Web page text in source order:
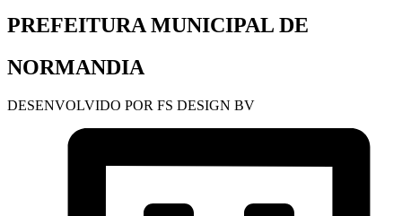
PREFEITURA MUNICIPAL DE
NORMANDIA
DESENVOLVIDO POR FS DESIGN BV